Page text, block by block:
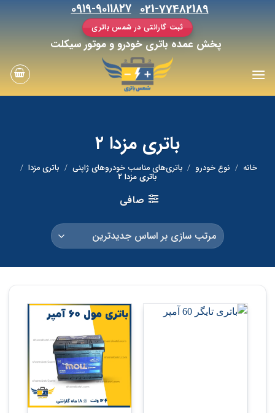
021-77482189 ۰۹۱۹-۹۰۱۱۸۲۷
ثبت گارانتی در شمس باتری
پخش عمده باتری خودرو و موتور سیکلت
باتری مزدا ۲
خانه / نوع خودرو / باتری‌های مناسب خودروهای ژاپنی / باتری مزدا /
باتری مزدا ۲
صافی